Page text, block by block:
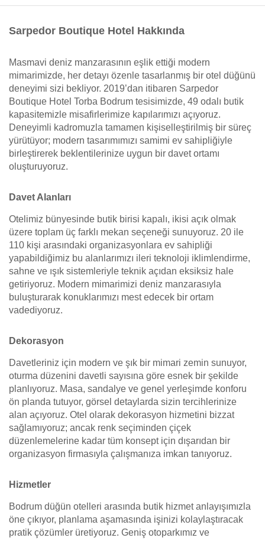
Sarpedor Boutique Hotel Hakkında
Masmavi deniz manzarasının eşlik ettiği modern
mimarimizde, her detayı özenle tasarlanmış bir otel düğünü
deneyimi sizi bekliyor. 2019’dan itibaren Sarpedor
Boutique Hotel Torba Bodrum tesisimizde, 49 odalı butik
kapasitemizle misafirlerimize kapılarımızı açıyoruz.
Deneyimli kadromuzla tamamen kişiselleştirilmiş bir süreç
yürütüyor; modern tasarımımızı samimi ev sahipliğiyle
birleştirerek beklentilerinize uygun bir davet ortamı
oluşturuyoruz.
Davet Alanları
Otelimiz bünyesinde butik birisi kapalı, ikisi açık olmak
üzere toplam üç farklı mekan seçeneği sunuyoruz. 20 ile
110 kişi arasındaki organizasyonlara ev sahipliği
yapabildiğimiz bu alanlarımızı ileri teknoloji iklimlendirme,
sahne ve ışık sistemleriyle teknik açıdan eksiksiz hale
getiriyoruz. Modern mimarimizi deniz manzarasıyla
buluşturarak konuklarımızı mest edecek bir ortam
vadediyoruz.
Dekorasyon
Davetleriniz için modern ve şık bir mimari zemin sunuyor,
oturma düzenini davetli sayısına göre esnek bir şekilde
planlıyoruz. Masa, sandalye ve genel yerleşimde konforu
ön planda tutuyor, görsel detaylarda sizin tercihlerinize
alan açıyoruz. Otel olarak dekorasyon hizmetini bizzat
sağlamıyoruz; ancak renk seçiminden çiçek
düzenlemelerine kadar tüm konsept için dışarıdan bir
organizasyon firmasıyla çalışmanıza imkan tanıyoruz.
Hizmetler
Bodrum düğün otelleri arasında butik hizmet anlayışımızla
öne çıkıyor, planlama aşamasında işinizi kolaylaştıracak
pratik çözümler üretiyoruz. Geniş otoparkımız ve